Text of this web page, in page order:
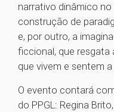
narrativo dinâmico
construção de
e, por outro, a
ficcional, que resgata
que vivem e sentem
O evento contará
do PPGL: Regina